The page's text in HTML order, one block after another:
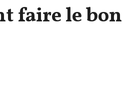
faire le bon